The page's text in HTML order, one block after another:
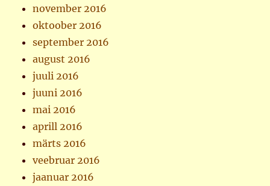
november 2016
oktoober 2016
september 2016
august 2016
juuli 2016
juuni 2016
mai 2016
aprill 2016
märts 2016
veebruar 2016
jaanuar 2016